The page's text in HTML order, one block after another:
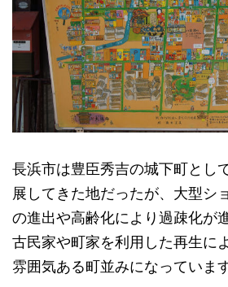
長浜市は豊臣秀吉の城下町とし
展してきた地だったが、大型シ
の進出や高齢化により過疎化が
古民家や町家を利用した再生に
雰囲気ある町並みになっています